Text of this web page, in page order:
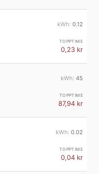
0.12
0,23 kr
45
87,94 kr
0.02
0,04 kr